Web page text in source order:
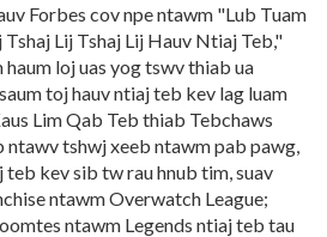
Forbes cov npe ntawm "Lub Tuam
Tshaj Lij Tshaj Lij Hauv Ntiaj Teb,"
loj uas yog tswv thiab ua
toj hauv ntiaj teb kev lag luam
Lim Qab Teb thiab Tebchaws
ntawv tshwj xeeb ntawm pab pawg,
kev sib tw rau hnub tim, suav
ntawm Overwatch League;
ntawm Legends ntiaj teb tau